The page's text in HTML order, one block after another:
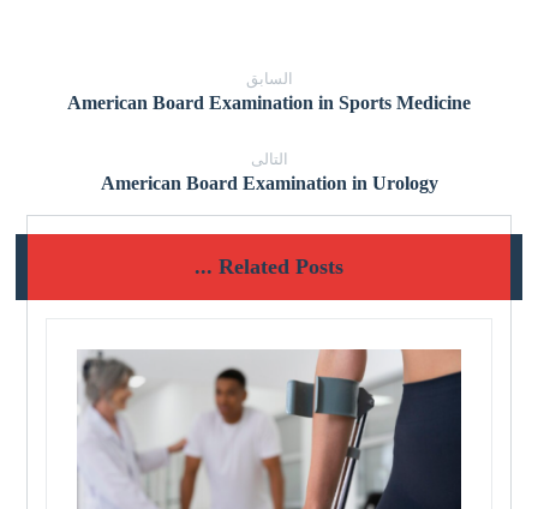
السابق
American Board Examination in Sports Medicine
التالى
American Board Examination in Urology
Related Posts ...